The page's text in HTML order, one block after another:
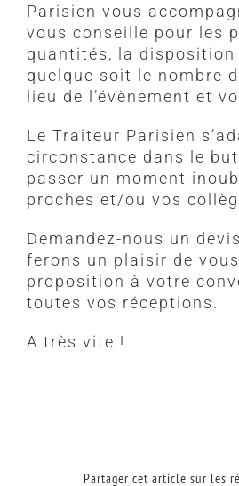
Parisien vous
vous conseille pour les
quantités, la disposition
quelque soit le nombre
lieu de l’évènement et
Le Traiteur Parisien
circonstance dans le
passer un moment
proches et/ou vos
Demandez-nous un
ferons un plaisir de
proposition à votre
toutes vos réceptions.
A très vite !
Partager cet article sur les